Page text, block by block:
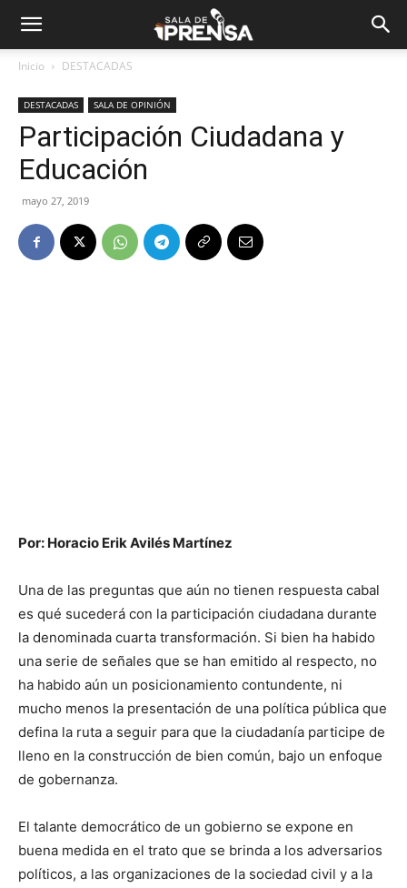
Inicio DESTACADAS
DESTACADAS SALA DE OPINIÓN
Participación Ciudadana y
Educación
mayo 27, 2019
Por: Horacio Erik Avilés Martínez
Una de las preguntas que aún no tienen respuesta cabal
es qué sucederá con la participación ciudadana durante
la denominada cuarta transformación. Si bien ha habido
una serie de señales que se han emitido al respecto, no
ha habido aún un posicionamiento contundente, ni
mucho menos la presentación de una política pública que
defina la ruta a seguir para que la ciudadanía participe de
lleno en la construcción de bien común, bajo un enfoque
de gobernanza.
El talante democrático de un gobierno se expone en
buena medida en el trato que se brinda a los adversarios
políticos, a las organizaciones de la sociedad civil y a la